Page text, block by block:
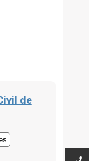
de